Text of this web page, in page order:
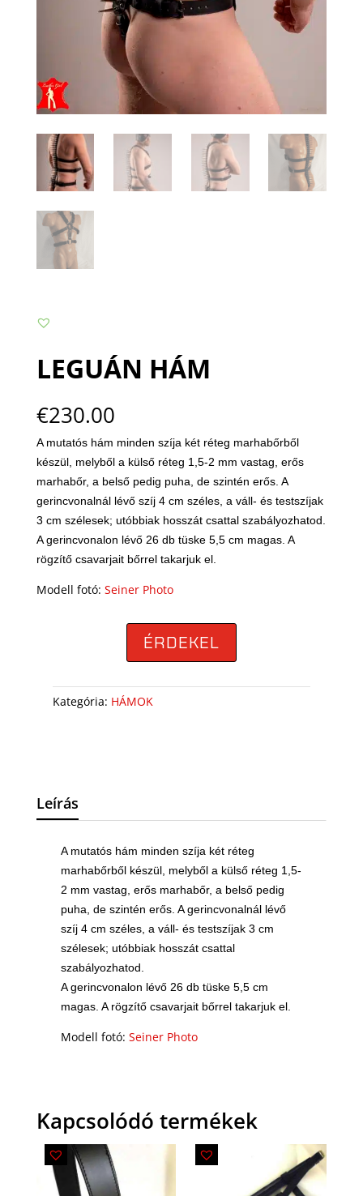
LEGUÁN HÁM
€230.00
A mutatós hám minden szíja két réteg marhabőrből
készül, melyből a külső réteg 1,5-2 mm vastag, erős
marhabőr, a belső pedig puha, de szintén erős. A
gerincvonalnál lévő szíj 4 cm széles, a váll- és testszíjak
3 cm szélesek; utóbbiak hosszát csattal szabályozhatod.
A gerincvonalon lévő 26 db tüske 5,5 cm magas. A
rögzítő csavarjait bőrrel takarjuk el.
Modell fotó: Seiner Photo
ÉRDEKEL
Kategória: HÁMOK
Leírás
A mutatós hám minden szíja két réteg
marhabőrből készül, melyből a külső réteg 1,5-
2 mm vastag, erős marhabőr, a belső pedig
puha, de szintén erős. A gerincvonalnál lévő
szíj 4 cm széles, a váll- és testszíjak 3 cm
szélesek; utóbbiak hosszát csattal
szabályozhatod.
A gerincvonalon lévő 26 db tüske 5,5 cm
magas. A rögzítő csavarjait bőrrel takarjuk el.
Modell fotó: Seiner Photo
Kapcsolódó termékek